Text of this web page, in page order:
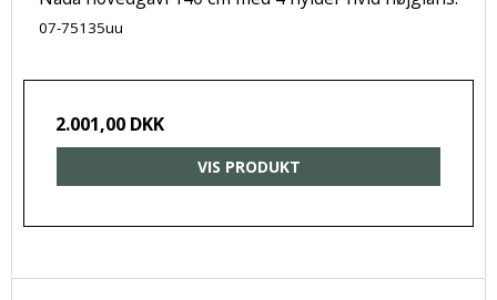
07-75135uu
2.001,00 DKK
VIS PRODUKT